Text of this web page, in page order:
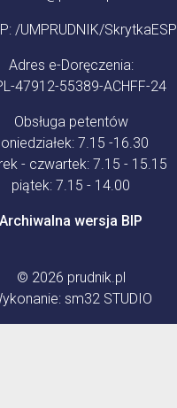
/UMPRUDNIK/SkrytkaESP
Adres e-Doręczenia:
47912-55389-ACHFF-24
Obsługa petentów
7.15 -16.30
- czwartek: 7.15 - 15.15
piątek: 7.15 - 14.00
Archiwalna wersja BIP
© 2026 prudnik.pl
sm32 STUDIO